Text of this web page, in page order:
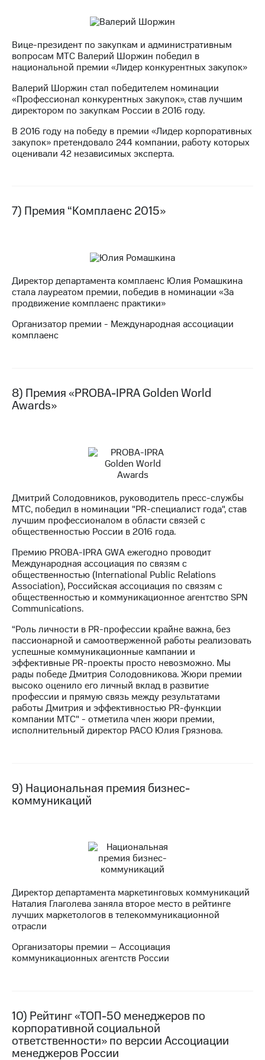
Вице-президент по закупкам и административным
вопросам МТС Валерий Шоржин победил в
национальной премии «Лидер конкурентных закупок»
Валерий Шоржин стал победителем номинации
«Профессионал конкурентных закупок», став лучшим
директором по закупкам России в 2016 году.
В 2016 году на победу в премии «Лидер корпоративных
закупок» претендовало 244 компании, работу которых
оценивали 42 независимых эксперта.
7) Премия “Комплаенс 2015»
Директор департамента комплаенс Юлия Ромашкина
стала лауреатом премии, победив в номинации «За
продвижение комплаенс практики»
Организатор премии - Международная ассоциации
комплаенс
8) Премия «PROBA-IPRA Golden World
Awards»
Дмитрий Солодовников, руководитель пресс-службы
МТС, победил в номинации "PR-специалист года", став
лучшим профессионалом в области связей с
общественностью России в 2016 года.
Премию PROBA-IPRA GWA ежегодно проводит
Международная ассоциация по связям с
общественностью (International Public Relations
Association), Российская ассоциация по связям с
общественностью и коммуникационное агентство SPN
Communications.
“Роль личности в PR-профессии крайне важна, без
пассионарной и самоотверженной работы реализовать
успешные коммуникационные кампании и
эффективные PR-проекты просто невозможно. Мы
рады победе Дмитрия Солодовникова. Жюри премии
высоко оценило его личный вклад в развитие
профессии и прямую связь между результатами
работы Дмитрия и эффективностью PR-функции
компании МТС" - отметила член жюри премии,
исполнительный директор РАСО Юлия Грязнова.
9) Национальная премия бизнес-
коммуникаций
Директор департамента маркетинговых коммуникаций
Наталия Глаголева заняла второе место в рейтинге
лучших маркетологов в телекоммуникационной
отрасли
Организаторы премии – Ассоциация
коммуникационных агентств России
10) Рейтинг «ТОП-50 менеджеров по
корпоративной социальной
ответственности» по версии Ассоциации
менеджеров России